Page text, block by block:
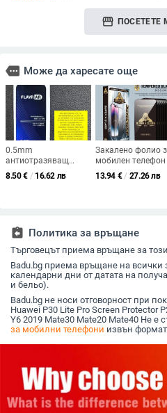
storefront ПОСЕТЕТЕ
more Може да харесате още
0.5mm
антиотразяващ
закалено стъкло
протектор за iPhone
8.50€ / 16.62 лв
Закалено фолио
мобилен телефон
Apple 16" фолио за
мобилен телефон
13.94 € / 27.26 лв
assignment_return Политика за връщане
Търговецът приема връщане за
Badu.bg приема връщане на всички
календарни дни от датата на
и бельо).
Badu.bg не носи отговорност при
Huawei P30 Lite Pro Screen Protector
Y6 2019 Mate30 Mate20 Mate40 Не е
за мобилни телефони извън